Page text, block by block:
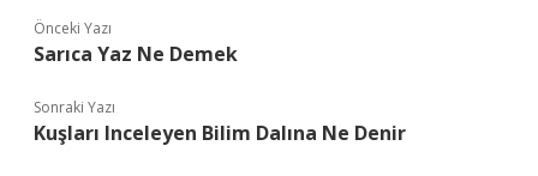
Önceki Yazı
Sarıca Yaz Ne Demek
Sonraki Yazı
Kuşları Inceleyen Bilim Dalına Ne Denir